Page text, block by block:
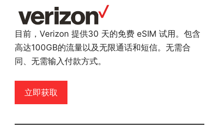
目前，Verizon 提供30 天的免费 eSIM 试用。包含
高达100GB的流量以及无限通话和短信。无需合
同、无需输入付款方式。
立即获取